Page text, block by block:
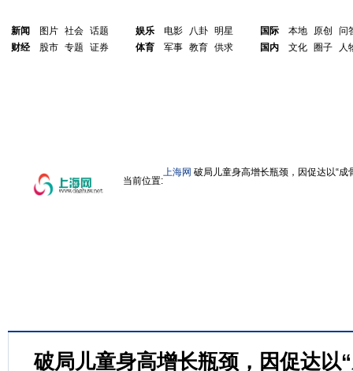
新闻 图片 社会 话题
财经
股市 专题 证券
娱乐 电影 八卦 明星
体育
军事 教育 供求
国际 本地 原创
问
国内
文化 圈子 人
当前位置:
上海网 破局儿童身高增长瓶颈，因促达以“
破局儿童身高增长瓶颈，因促达以